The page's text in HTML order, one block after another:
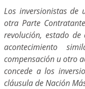
Los inversionistas de
otra Parte
revolución, estado
acontecimiento
compensación u otro
concede a los
cláusula de Nación